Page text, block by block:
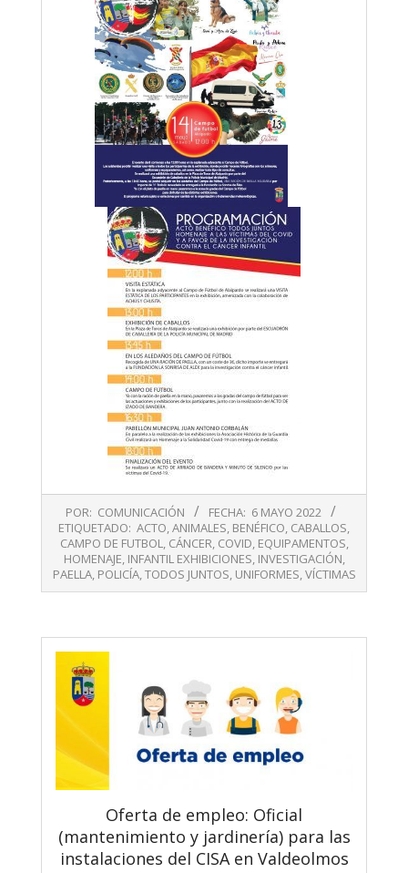
05-
POR: COMUNICACIÓN FECHA: 6 MAYO 2022
ETIQUETADO: ACTO,ANIMALES, BENÉFICO, CABALLOS,
CAMPO DE FUTBOL, CÁNCER, COVID, EQUIPAMENTOS,
HOMENAJE, INFANTIL EXHIBICIONES, INVESTIGACIÓN,
PAELLA, POLICÍA,TODOS JUNTOS, UNIFORMES,VÍCTIMAS
Oferta de empleo: Oficial
(mantenimiento y jardinería) para las
instalaciones del CISA en Valdeolmos